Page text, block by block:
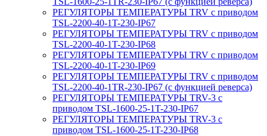
РЕГУЛЯТОРЫ ТЕМПЕРАТУРЫ TRV с приводом
TSL-2200-40-1T-230-IP67
РЕГУЛЯТОРЫ ТЕМПЕРАТУРЫ TRV с приводом
TSL-2200-40-1T-230-IP68
РЕГУЛЯТОРЫ ТЕМПЕРАТУРЫ TRV с приводом
TSL-2200-40-1T-230-IP69
РЕГУЛЯТОРЫ ТЕМПЕРАТУРЫ TRV с приводом
TSL-2200-40-1TR-230-IP67 (с функцией реверса)
РЕГУЛЯТОРЫ ТЕМПЕРАТУРЫ TRV-3 с
приводом TSL-1600-25-1T-230-IP67
РЕГУЛЯТОРЫ ТЕМПЕРАТУРЫ TRV-3 с
приводом TSL-1600-25-1T-230-IP68